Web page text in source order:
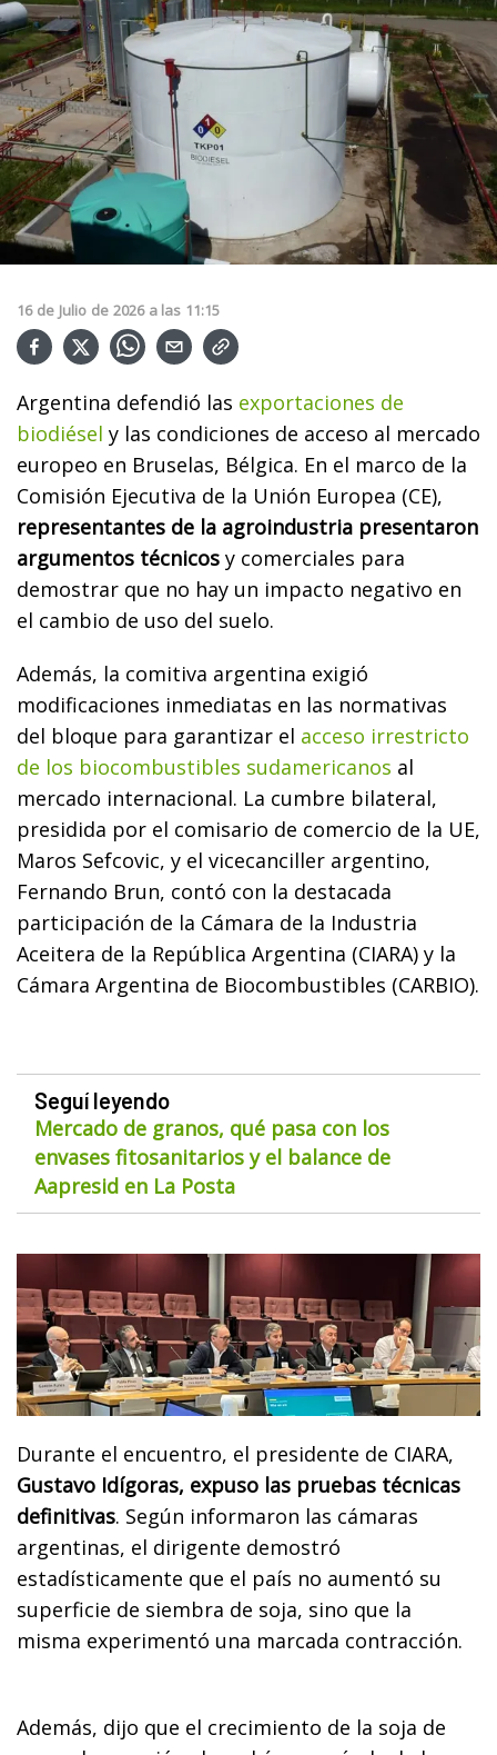
16 de Julio de 2026 a las 11:15
Argentina defendió las exportaciones de
biodiésel y las condiciones de acceso al mercado
europeo en Bruselas, Bélgica. En el marco de la
Comisión Ejecutiva de la Unión Europea (CE),
representantes de la agroindustria presentaron
argumentos técnicos y comerciales para
demostrar que no hay un impacto negativo en
el cambio de uso del suelo.
Además, la comitiva argentina exigió
modificaciones inmediatas en las normativas
del bloque para garantizar el acceso irrestricto
de los biocombustibles sudamericanos al
mercado internacional. La cumbre bilateral,
presidida por el comisario de comercio de la UE,
Maros Sefcovic, y el vicecanciller argentino,
Fernando Brun, contó con la destacada
participación de la Cámara de la Industria
Aceitera de la República Argentina (CIARA) y la
Cámara Argentina de Biocombustibles (CARBIO).
Seguí leyendo
Mercado de granos, qué pasa con los
envases fitosanitarios y el balance de
Aapresid en La Posta
Durante el encuentro, el presidente de CIARA,
Gustavo Idígoras, expuso las pruebas técnicas
definitivas. Según informaron las cámaras
argentinas, el dirigente demostró
estadísticamente que el país no aumentó su
superficie de siembra de soja, sino que la
misma experimentó una marcada contracción.
Además, dijo que el crecimiento de la soja de